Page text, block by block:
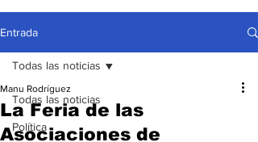
Entrada
Todas las noticias
Política
Todas las noticias
La Feria de las
Asociaciones de
Manu Rodríguez